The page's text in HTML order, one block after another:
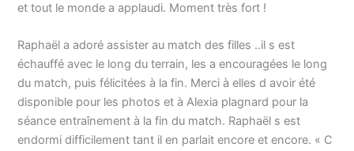
et tout le monde a applaudi. Moment très fort !
Raphaël a adoré assister au match des filles ..il s est
échauffé avec le long du terrain, les a encouragées le long
du match, puis félicitées à la fin. Merci à elles d avoir été
disponible pour les photos et à Alexia plagnard pour la
séance entraînement à la fin du match. Raphaël s est
endormi difficilement tant il en parlait encore et encore. « C